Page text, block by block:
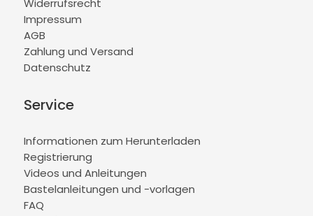
Widerrufsrecht
Impressum
AGB
Zahlung und Versand
Datenschutz
Service
Informationen zum Herunterladen
Registrierung
Videos und Anleitungen
Bastelanleitungen und -vorlagen
FAQ